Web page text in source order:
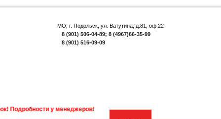
МО, г. Подольск, ул. Ватутина, д.81, оф.22
8 (901) 506-04-89; 8 (4967)66-35-99
8 (901) 516-09-09
у менеджеров!